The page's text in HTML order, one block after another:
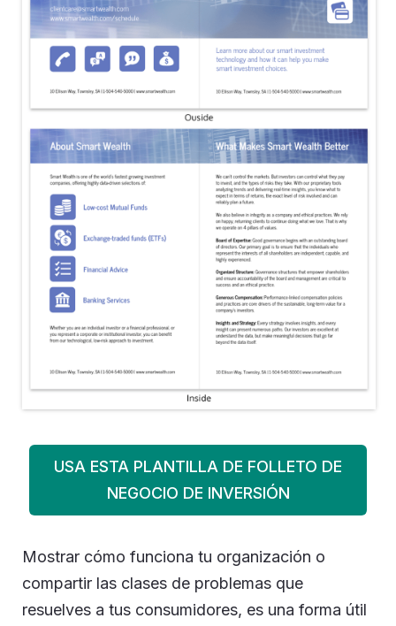
USA ESTA PLANTILLA DE FOLLETO DE
NEGOCIO DE INVERSIÓN
Mostrar cómo funciona tu organización o
compartir las clases de problemas que
resuelves a tus consumidores, es una forma útil